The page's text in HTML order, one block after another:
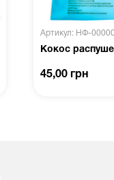
Артикул: НФ-
Кокос
45,00 грн